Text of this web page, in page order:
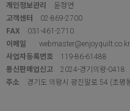
개인정보관리
윤정연
고객센터
02-869-2700
FAX
031-461-2710
이메일
webmaster@enjoyquilt.co.kr
사업자등록번호
119-86-61488
통신판매업신고
2024-경기의왕-0418
주소
경기도 의왕시 광진말로 54 (초평